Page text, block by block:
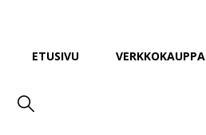
ETUSIVU VERKKOKAUPPA